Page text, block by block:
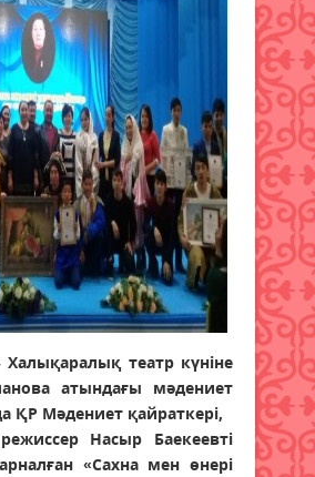
театр күніне
атындағы мәдениет
ҚР Мәдениет қайраткері,
Насыр Баекеевті
«Сахна мен өнері